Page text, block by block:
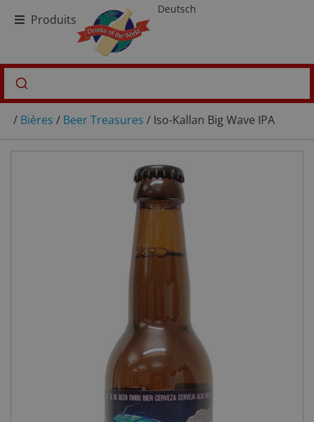
Produits
Deutsch
/ Bières / Beer Treasures / Iso-Kallan Big Wave IPA